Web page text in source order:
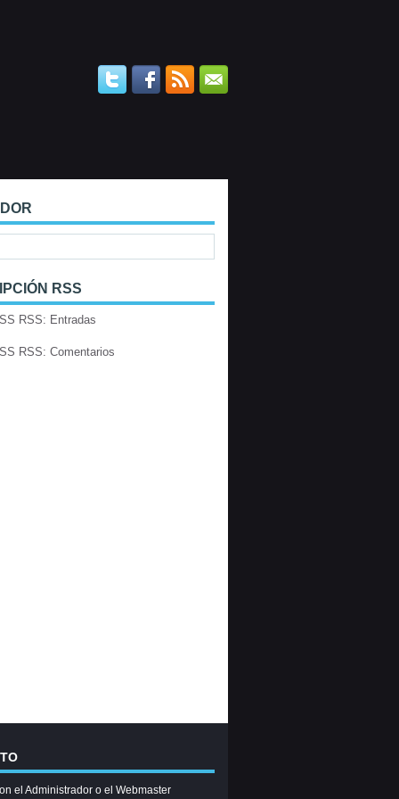
RSS
RSS: Entradas
RSS: Comentarios
el Administrador o el Webmaster